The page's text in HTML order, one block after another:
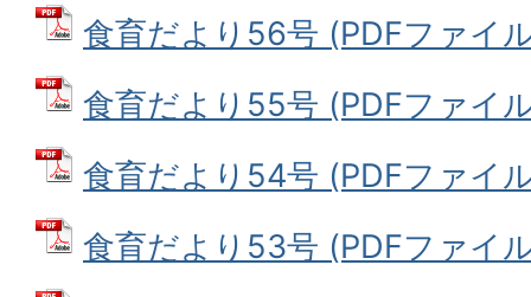
食育だより56号 (PDFファイ
食育だより55号 (PDFファイ
食育だより54号 (PDFファイ
食育だより53号 (PDFファイ